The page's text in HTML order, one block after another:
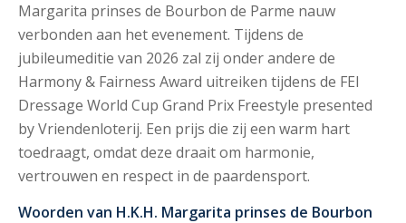
Margarita prinses de Bourbon de Parme nauw
verbonden aan het evenement. Tijdens de
jubileumeditie van 2026 zal zij onder andere de
Harmony & Fairness Award uitreiken tijdens de FEI
Dressage World Cup Grand Prix Freestyle presented
by Vriendenloterij. Een prijs die zij een warm hart
toedraagt, omdat deze draait om harmonie,
vertrouwen en respect in de paardensport.
Woorden van H.K.H. Margarita prinses de Bourbon